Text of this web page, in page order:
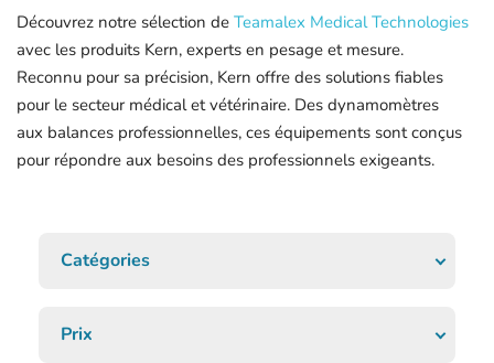
Découvrez notre sélection de Teamalex Medical Technologies
avec les produits Kern, experts en pesage et mesure.
Reconnu pour sa précision, Kern offre des solutions fiables
pour le secteur médical et vétérinaire. Des dynamomètres
aux balances professionnelles, ces équipements sont conçus
pour répondre aux besoins des professionnels exigeants.
Catégories
Prix